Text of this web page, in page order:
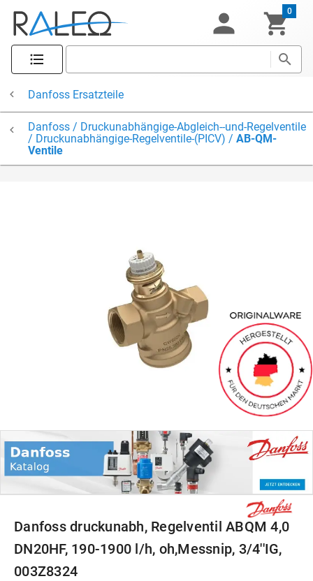
0
Danfoss Ersatzteile
Danfoss / Druckunabhängige-Abgleich--und-Regelventile
/ Druckunabhängige-Regelventile-(PICV) / AB-QM-
Ventile
Danfoss druckunabh, Regelventil ABQM 4,0
DN20HF, 190-1900 l/h, oh,Messnip, 3/4''IG,
003Z8324